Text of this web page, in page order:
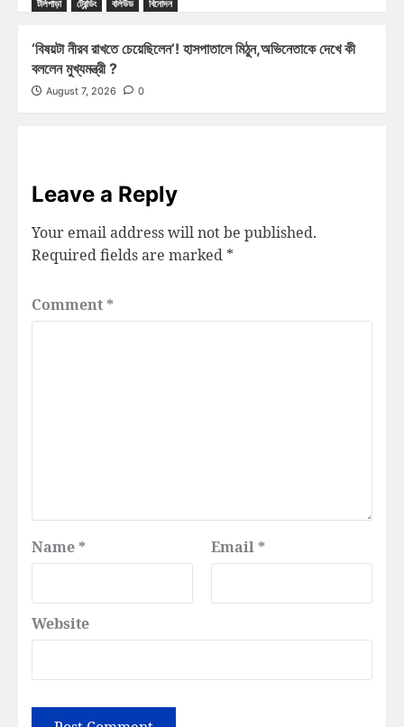
টলিপাড়া ট্রেন্ডিং বলিউড বিনোদন
‘বিষয়টা নীরব রাখতে চেয়েছিলেন’! হাসপাতালে মিঠুন,অভিনেতাকে দেখে কী
বললেন মুখ্যমন্ত্রী ?
August 7, 2026 0
Leave a Reply
Your email address will not be published.
Required fields are marked *
Comment *
Name * Email *
Website